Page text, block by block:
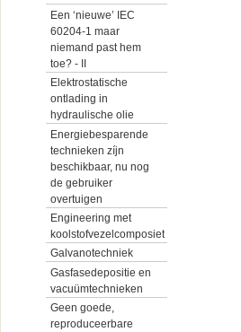
Een ‘nieuwe’ IEC
60204-1 maar
niemand past hem
toe? - II
Elektrostatische
ontlading in
hydraulische olie
Energiebesparende
technieken zíjn
beschikbaar, nu nog
de gebruiker
overtuigen
Engineering met
koolstofvezelcomposiet
Galvanotechniek
Gasfasedepositie en
vacuümtechnieken
Geen goede,
reproduceerbare